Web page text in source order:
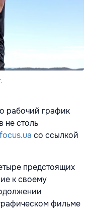
рабочий график
не столь
focus.ua cо ссылкой
предстоящих
к своему
фильме